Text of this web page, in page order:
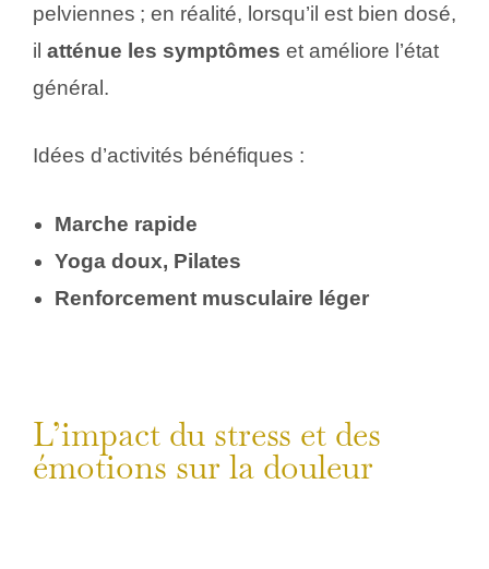
pelviennes ; en réalité, lorsqu’il est bien dosé,
il atténue les symptômes et améliore l’état
général.
Idées d’activités bénéfiques :
Marche rapide
Yoga doux, Pilates
Renforcement musculaire léger
L’impact du stress et des
émotions sur la douleur